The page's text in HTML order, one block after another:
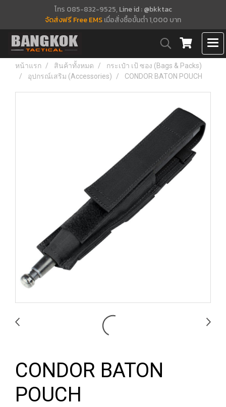
โทร 085-832-9525, Line id : @bkktac
จัดส่งฟรี Free EMSเมื่อสั่งซื้อขั้นต่ำ 1,000 บาท
หน้าแรก สินค้าทั้งหมด
กระเป๋า เป้ ซอง (Bags & Packs)
อุปกรณ์เสริม (Accessories)
CONDOR BATON POUCH
CONDOR BATON
POUCH